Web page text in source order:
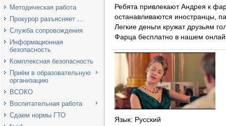
Методическая работа
Прокурор разъясняет ...
Служба сопровождения
Информационная
безопасность
Комплексная безопасность
Приём в образовательную
организацию
ВСОКО
Воспитательная работа
Сдаем нормы ГТО
Ребята привлекают Андрея к
останавливаются иностранцы,
Легкие деньги кружат друзьям
Фарца бесплатно в нашем
Язык: Русский